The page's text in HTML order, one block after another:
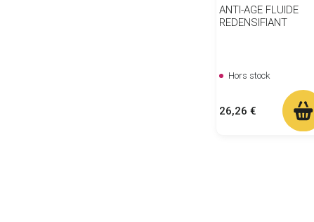
ANTI-AGE FLUIDE
REDENSIFIANT
Hors stock
Prix
26,26 €